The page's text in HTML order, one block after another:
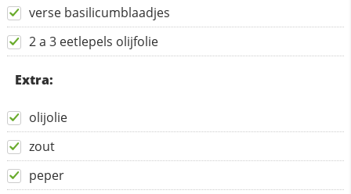
verse basilicumblaadjes
2 a 3 eetlepels olijfolie
Extra:
olijolie
zout
peper